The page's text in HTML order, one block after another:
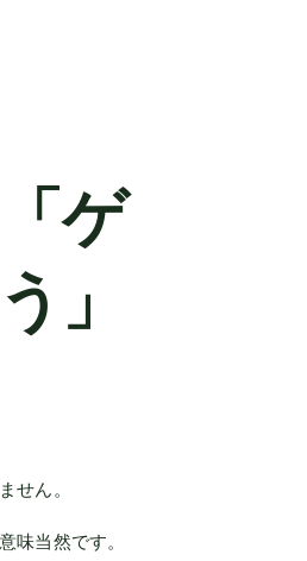
ゲ
」
せん。
味当然です。